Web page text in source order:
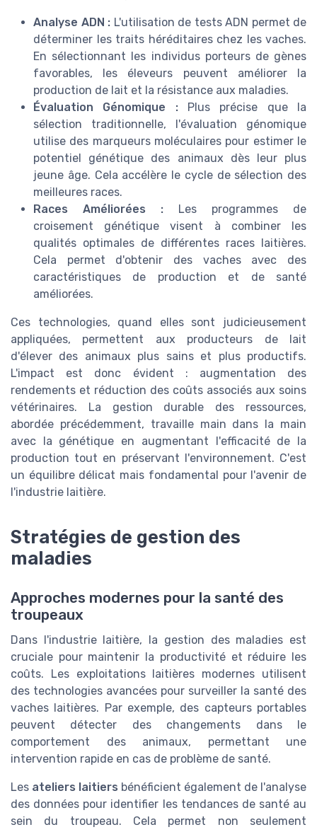
Analyse ADN : L'utilisation de tests ADN permet de
déterminer les traits héréditaires chez les vaches.
En sélectionnant les individus porteurs de gènes
favorables, les éleveurs peuvent améliorer la
production de lait et la résistance aux maladies.
Évaluation Génomique :Plus précise que la
sélection traditionnelle, l'évaluation génomique
utilise des marqueurs moléculaires pour estimer le
potentiel génétique des animaux dès leur plus
jeune âge. Cela accélère le cycle de sélection des
meilleures races.
Races Améliorées : Les programmes de
croisement génétique visent à combiner les
qualités optimales de différentes races laitières.
Cela permet d'obtenir des vaches avec des
caractéristiques de production et de santé
améliorées.
Ces technologies, quand elles sont judicieusement
appliquées, permettent aux producteurs de lait
d'élever des animaux plus sains et plus productifs.
L'impact est donc évident : augmentation des
rendements et réduction des coûts associés aux soins
vétérinaires. La gestion durable des ressources,
abordée précédemment, travaille main dans la main
avec la génétique en augmentant l'efficacité de la
production tout en préservant l'environnement. C'est
un équilibre délicat mais fondamental pour l'avenir de
l'industrie laitière.
Stratégies de gestion des
maladies
Approches modernes pour la santé des
troupeaux
Dans l'industrie laitière, la gestion des maladies est
cruciale pour maintenir la productivité et réduire les
coûts. Les exploitations laitières modernes utilisent
des technologies avancées pour surveiller la santé des
vaches laitières. Par exemple, des capteurs portables
peuvent détecter des changements dans le
comportement des animaux, permettant une
intervention rapide en cas de problème de santé.
Les ateliers laitiers bénéficient également de l'analyse
des données pour identifier les tendances de santé au
sein du troupeau. Cela permet non seulement